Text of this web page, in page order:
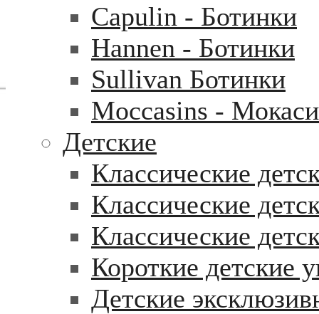
Capulin - Ботинки
Hannen - Ботинки
Sullivan Ботинки
Moccasins -
Детские
Классические
Классические
Классические
Короткие детские
Детские